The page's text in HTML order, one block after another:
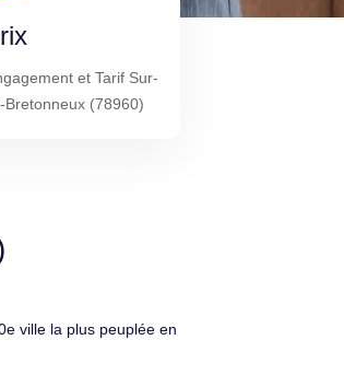
et Tarif Sur-
Bretonneux (78960)
ville la plus peuplée en